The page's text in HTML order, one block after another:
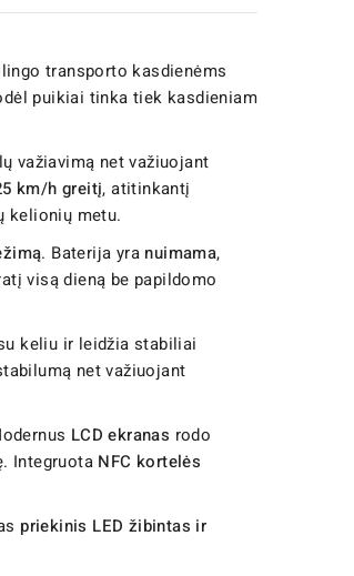
transporto kasdienėms
puikiai tinka tiek kasdieniam
važiavimą net važiuojant
km/h greitį, atitinkantį
kelionių metu.
. Baterija yra nuimama,
visą dieną be papildomo
keliu ir leidžia stabiliai
net važiuojant
LCD ekranas rodo
Integruota NFC kortelės
priekinis LED žibintas ir